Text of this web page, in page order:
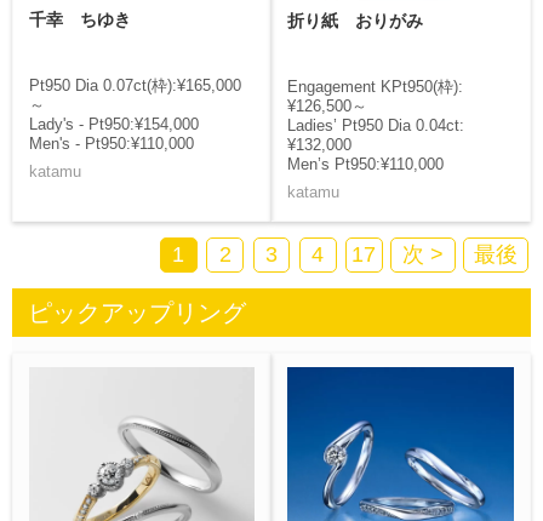
千幸 ちゆき
Pt950 Dia 0.07ct(枠):¥165,000
～
Lady's - Pt950:¥154,000
Men's - Pt950:¥110,000
katamu
折り紙 おりがみ
Engagement KPt950(枠):
¥126,500～
Ladies’ Pt950 Dia 0.04ct:
¥132,000
Men’s Pt950:¥110,000
katamu
1 2 3 4 17 次 > 最後
ピックアップリング